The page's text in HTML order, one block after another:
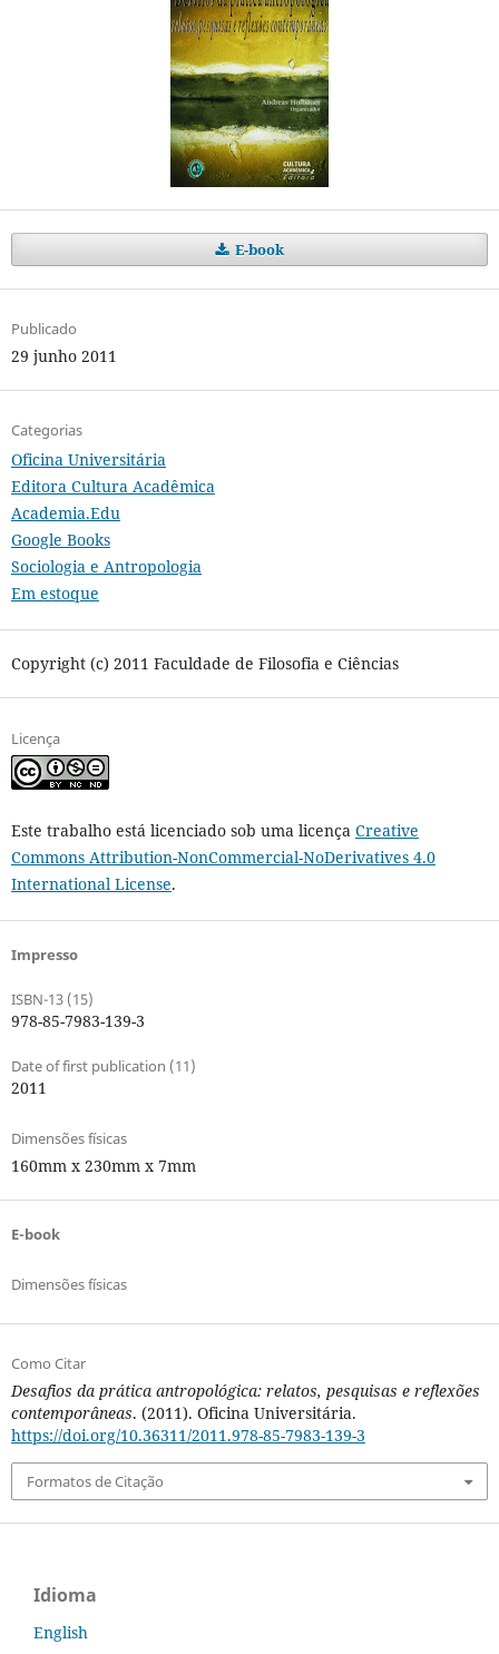
E-book
Publicado
29 junho 2011
Categorias
Oficina Universitária
Editora Cultura Acadêmica
Academia.Edu
Google Books
Sociologia e Antropologia
Em estoque
Copyright (c) 2011 Faculdade de Filosofia e Ciências
Licença
Este trabalho está licenciado sob uma licença Creative
Commons Attribution-NonCommercial-NoDerivatives 4.0
International License.
Impresso
ISBN-13 (15)
978-85-7983-139-3
Date of first publication (11)
2011
Dimensões físicas
160mm x 230mm x 7mm
E-book
Dimensões físicas
Como Citar
Desafios da prática antropológica: relatos, pesquisas e reflexões
contemporâneas. (2011). Oficina Universitária.
https://doi.org/10.36311/2011.978-85-7983-139-3
Formatos de Citação
Idioma
English